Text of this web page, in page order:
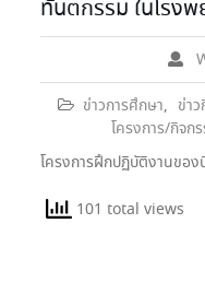
ทันตกรรม ในโรง
ข่าวการศึกษา, ข่า
โครงการ/กิจก
โครงการฝึกปฏิบัติงานข
101 total views